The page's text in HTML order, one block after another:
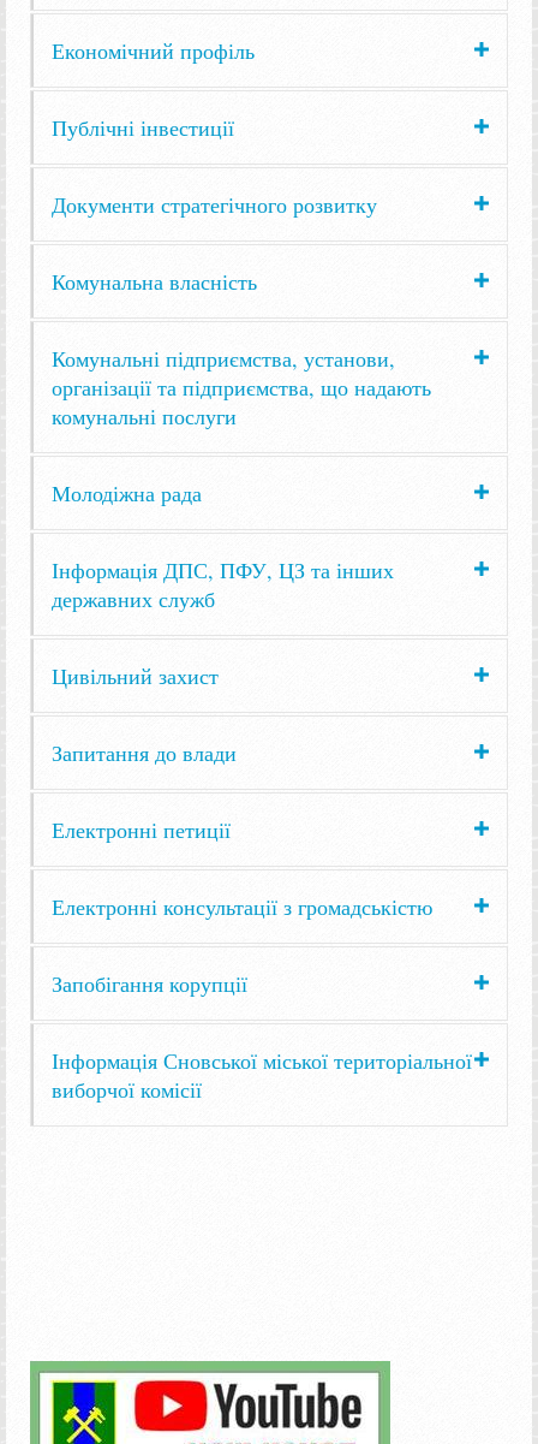
Економічний профіль
Публічні інвестиції
Документи стратегічного розвитку
Комунальна власність
Комунальні підприємства, установи,
організації та підприємства, що надають
комунальні послуги
Молодіжна рада
Інформація ДПС, ПФУ, ЦЗ та інших
державних служб
Цивільний захист
Запитання до влади
Електронні петиції
Електронні консультації з громадськістю
Запобігання корупції
Інформація Сновської міської територіальної
виборчої комісії